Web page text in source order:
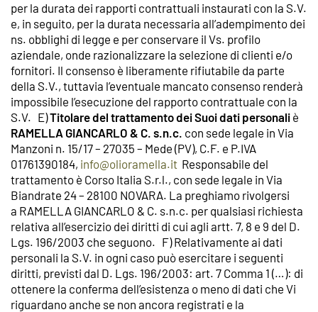
per la durata dei rapporti contrattuali instaurati con la S.V.
e, in seguito, per la durata necessaria all’adempimento dei
ns. obblighi di legge e per conservare il Vs. profilo
aziendale, onde razionalizzare la selezione di clienti e/o
fornitori. Il consenso è liberamente rifiutabile da parte
della S.V., tuttavia l’eventuale mancato consenso renderà
impossibile l’esecuzione del rapporto contrattuale con la
S.V. E)Titolare del trattamento dei Suoi dati personali è
RAMELLA GIANCARLO & C. s.n.c. con sede legale in Via
Manzoni n. 15/17 – 27035 – Mede (PV), C.F. e P.IVA
01761390184, info@olioramella.it Responsabile del
trattamento è Corso Italia S.r.l., con sede legale in Via
Biandrate 24 – 28100 NOVARA. La preghiamo rivolgersi
a RAMELLA GIANCARLO & C. s.n.c. per qualsiasi richiesta
relativa all’esercizio dei diritti di cui agli artt. 7, 8 e 9 del D.
Lgs. 196/2003 che seguono. F) Relativamente ai dati
personali la S.V. in ogni caso può esercitare i seguenti
diritti, previsti dal D. Lgs. 196/2003: art. 7 Comma 1 (…): di
ottenere la conferma dell’esistenza o meno di dati che Vi
riguardano anche se non ancora registrati e la